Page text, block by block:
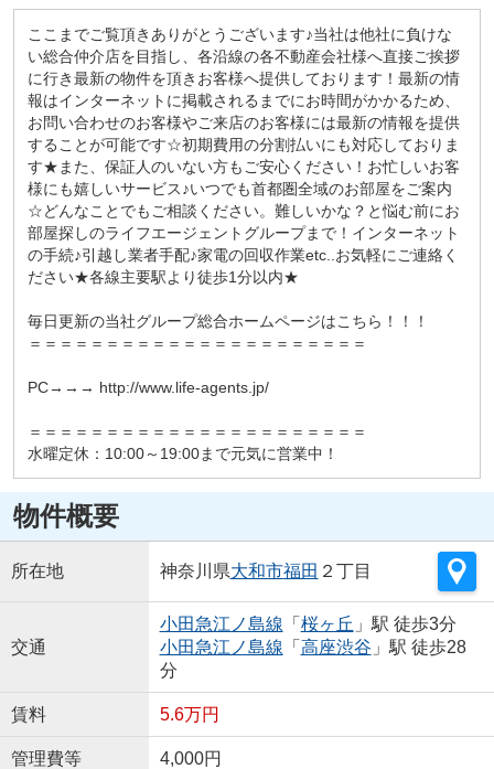
ここまでご覧頂きありがとうございます♪当社は他社に負けな
い総合仲介店を目指し、各沿線の各不動産会社様へ直接ご挨拶
に行き最新の物件を頂きお客様へ提供しております！最新の情
報はインターネットに掲載されるまでにお時間がかかるため、
お問い合わせのお客様やご来店のお客様には最新の情報を提供
することが可能です☆初期費用の分割払いにも対応しておりま
す★また、保証人のいない方もご安心ください！お忙しいお客
様にも嬉しいサービス♪いつでも首都圏全域のお部屋をご案内
☆どんなことでもご相談ください。難しいかな？と悩む前にお
部屋探しのライフエージェントグループまで！インターネット
の手続♪引越し業者手配♪家電の回収作業etc..お気軽にご連絡く
ださい★各線主要駅より徒歩1分以内★
毎日更新の当社グループ総合ホームページはこちら！！！
＝＝＝＝＝＝＝＝＝＝＝＝＝＝＝＝＝＝＝＝＝＝
PC→→→ http://www.life-agents.jp/
＝＝＝＝＝＝＝＝＝＝＝＝＝＝＝＝＝＝＝＝＝＝
水曜定休：10:00～19:00まで元気に営業中！
物件概要
所在地 神奈川県大和市福田 ２丁目
交通
小田急江ノ島線 「 桜ヶ丘 」駅 徒歩3分
小田急江ノ島線 「 高座渋谷 」駅 徒歩28
分
賃料 5.6万円
管理費等 4,000円